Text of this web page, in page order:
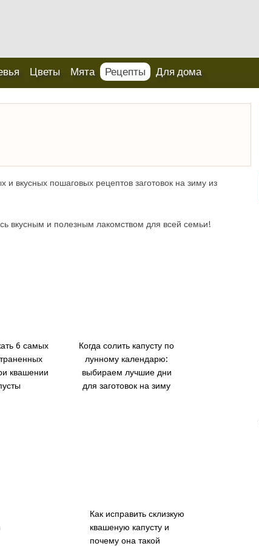
Цветы Мята Рецепты Для дома
и вкусных пошаговых рецептов заготовок на зиму из
вкусным и полезным лакомством для всей семьи!
6 самых
квашении
Когда солить капусту по
лунному календарю:
выбираем лучшие дни
для заготовок на зиму
Как исправить склизкую
квашеную капусту и
почему она такой